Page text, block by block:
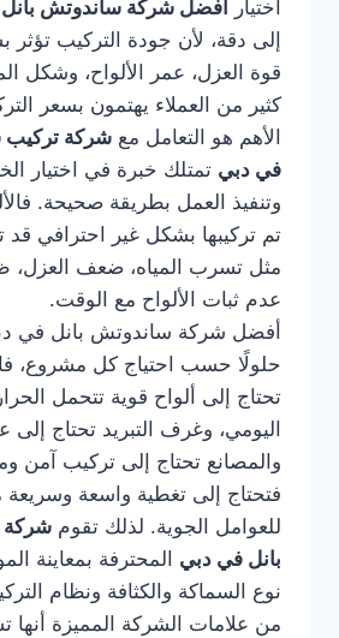
اختيار أفضل شركة ساندوتش
إلى دقة، لأن جودة التركيب
قوة العزل، عمر الألواح، وشكل
كثير من العملاء يهتمون بسعر
الأهم هو التعامل مع شركة تركيب
في دبي تمتلك خبرة في اختيار
وتنفيذ العمل بطريقة صحيحة.
تم تركيبها بشكل غير احترافي
مثل تسرب المياه، ضعف العزل،
عدم ثبات الألواح مع الوقت.
أفضل شركة ساندوتش بانل في
حلولًا حسب احتياج كل مشروع،
تحتاج إلى ألواح قوية تتحمل
اليومي، وغرف التبريد تحتاج إلى
والمصانع تحتاج إلى تركيب آمن
فتحتاج إلى تغطية واسعة وسريعة
للعوامل الجوية. لذلك تقوم شركة
بانل في دبي المحترفة بمعاينة
نوع السماكة والكثافة ونظام
من علامات الشركة المميزة أنها